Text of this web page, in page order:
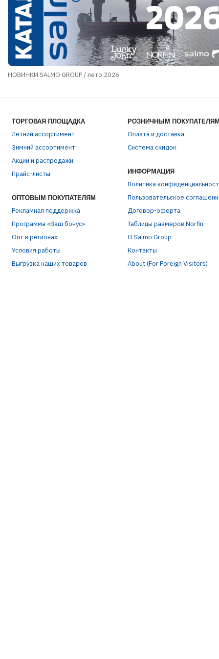
НОВИНКИ SALMO GROUP / лето 2026
ТОРГОВАЯ ПЛОЩАДКА
Летний ассортимент
Зимний ассортимент
Акции и распродажи
Прайс-листы
ОПТОВЫМ ПОКУПАТЕЛЯМ
Рекламная поддержка
Программа «Ваш бонус»
Опт в регионах
Условия работы
Выгрузка наших товаров
РОЗНИЧНЫМ
Оплата и доставка
Система скидок
ИНФОРМАЦИЯ
Политика
Пользовательское
Договор-оферта
Таблицы размеров Norfin
О Salmo Group
Контакты
About (For Foreign Visitors)